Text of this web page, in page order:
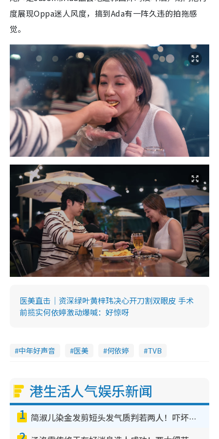
度展现Oppa迷人风度，搞到Ada有一阵久违的拍拖感
觉。
医美直击｜资深绿叶黄梓玮决心开刀割双眼皮 手术
前揽实何依婷激动爆喊：好惊呀
中年好声音 医美 何依婷 TVB
港生活人气娱乐新闻
1 简淑儿染金发剪短头发气质判若两人！吓坏老公麦大力都认不出：“你做什么？”